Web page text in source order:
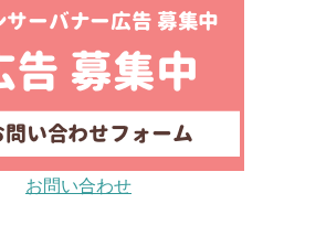
お問い合わせ